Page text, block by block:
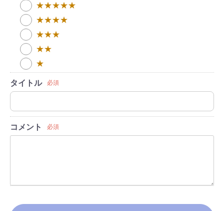
★★★★★
★★★★
★★★
★★
★
タイトル 必須
コメント 必須